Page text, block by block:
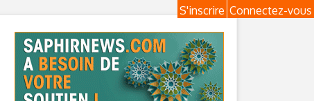
Connectez-vous
S'inscrire